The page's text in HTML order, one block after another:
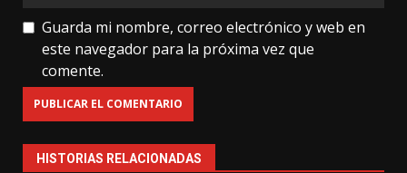
Guarda mi nombre, correo electrónico y web en
este navegador para la próxima vez que
comente.
HISTORIAS RELACIONADAS